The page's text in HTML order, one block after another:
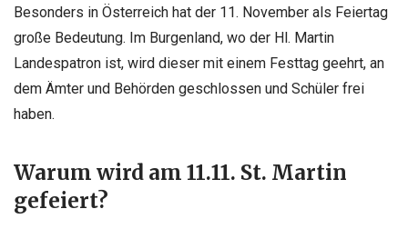
Besonders in Österreich hat der 11. November als Feiertag
große Bedeutung. Im Burgenland, wo der Hl. Martin
Landespatron ist, wird dieser mit einem Festtag geehrt, an
dem Ämter und Behörden geschlossen und Schüler frei
haben.
Warum wird am 11.11. St. Martin
gefeiert?